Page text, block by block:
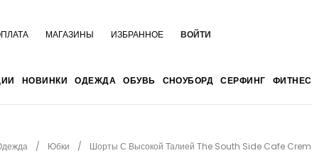
МАГАЗИНЫ ИЗБРАННОЕ ВОЙТИ
НОВИНКИ ОДЕЖДА ОБУВЬ СНОУБОРД СЕРФИНГ ФИТНЕС
Юбки Шорты С Высокой Талией The South Side Cafe Crem